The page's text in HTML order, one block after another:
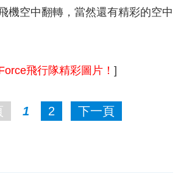
機空中翻轉，當然還有精彩的空中
飛行隊精彩圖片！ ]
1 2 下一頁